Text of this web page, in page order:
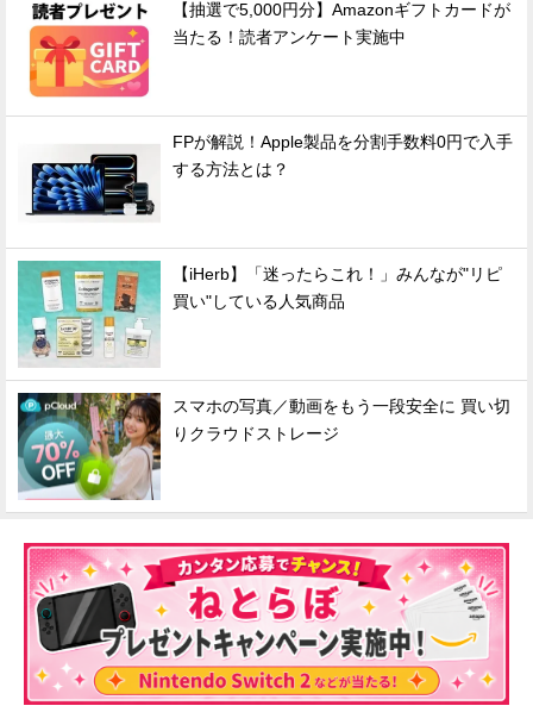
【抽選で5,000円分】Amazonギフトカードが
当たる！読者アンケート実施中
FPが解説！Apple製品を分割手数料0円で入手
する方法とは？
【iHerb】「迷ったらこれ！」みんなが"リピ
買い"している人気商品
スマホの写真／動画をもう一段安全に 買い切
りクラウドストレージ